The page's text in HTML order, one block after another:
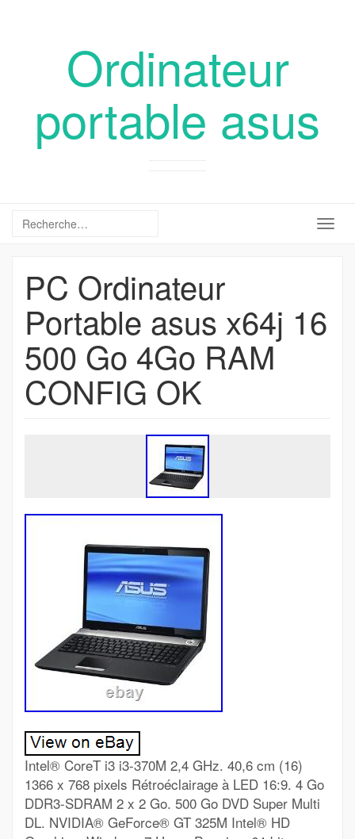
Ordinateur
portable asus
PC Ordinateur
Portable asus x64j 16
500 Go 4Go RAM
CONFIG OK
Intel® CoreT i3 i3-370M 2,4 GHz. 40,6 cm (16)
1366 x 768 pixels Rétroéclairage à LED 16:9. 4 Go
DDR3-SDRAM 2 x 2 Go. 500 Go DVD Super Multi
DL. NVIDIA® GeForce® GT 325M Intel® HD